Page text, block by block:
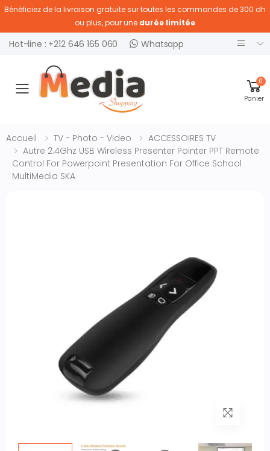
Bénéficiez de la livraison gratuite sur toutes les commandes de 300 dh
ou plus, pour une durée limitée
Hot-line : +212 646 165 060 Whatsapp
Ouvrir menu
0
Panier
Accueil TV - Photo - Video
ACCESSOIRES TV
Autre 2.4Ghz USB Wireless Presenter Pointer PPT Remote
Control For Powerpoint Presentation For Office School
MultiMedia SKA